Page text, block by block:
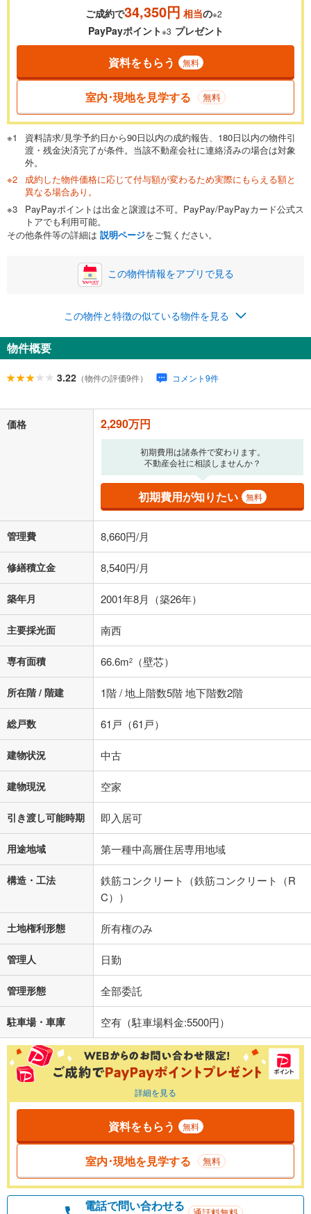
0.01%
一般的には最長35年まで借り入れ可能です。多くの金融機関
が完済時の年齢は80歳までを条件としています。
閉じる
頭金 万円
0万円 2,290万円
自己資金から住宅購入にかけられる金額を入力してくださ
い。一般的には物件価格の2割までが目安です。
閉じる
ボーナス
万円
0円
ナス時の増額分（1回分）を入力してください。
ボーナス払いの限度額は金融機関によって異なります。
閉じる
月々の返済額
ローン返済額 59,445円（頭金比率 % ）
8,660
「金利」については、ご利用を予定されている金融機関等にご確認の
る値は、実際の金融機関等における貸出金利とは何ら関係がなく、実際
の金融機関等における貸出金利を何ら保証するものではありません。返
済方法「元利均等返済」にて算出しております。入力された金利を35年
適用した場合の計算結果を表示しています。
その他月額費用や、初期費用がかかります。ご注意ください。実際にお
条件によってお借り入れができないことがあります。
不動産会社に購入相談をする
閉じる
ご成約で34,350円 相当の※2
PayPayポイント※3 プレゼント
資料をもらう 無料
室内･現地を見学する 無料
資料請求/見学予約日から90日以内の成約報告、180日以内の物件引
渡・残金決済完了が条件。当該不動産会社に連絡済みの場合は対象
外。
成約した物件価格に応じて付与額が変わるため実際にもらえる額と
異なる場合あり。
PayPayポイントは出金と譲渡は不可。PayPay/PayPayカード公式ス
トアでも利用可能。
その他条件等の詳細は 説明ページをご覧ください。
この物件情報をアプリで見る
この物件と特徴の似ている物件を見る
物件概要
3.22 （物件の評価9件） コメント9件
価格 2,290万円
初期費用は諸条件で変わります。
不動産会社に相談しませんか？
初期費用が知りたい 無料
管理費 8,660円/月
修繕積立金 8,540円/月
築年月 2001年8月（築26年）
主要採光面 南西
専有面積 66.6m2 （壁芯）
所在階 / 階建 1階 / 地上階数5階 地下階数2階
総戸数 61戸（61戸）
建物状況 中古
建物現況 空家
引き渡し可能時期 即入居可
用途地域 第一種中高層住居専用地域
構造・工法
鉄筋コンクリート（鉄筋コンクリート（R
C））
土地権利形態 所有権のみ
管理人 日勤
管理形態 全部委託
駐車場・車庫 空有（駐車場料金:5500円）
詳細を見る
資料をもらう 無料
室内･現地を見学する 無料
電話で問い合わせる